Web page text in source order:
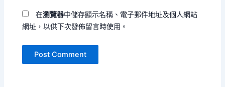
在瀏覽器中儲存顯示名稱、電子郵件地址及個人網站
網址，以供下次發佈留言時使用。